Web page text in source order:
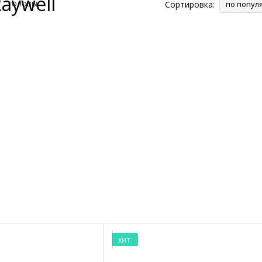
Сортировка: по
ХИТ